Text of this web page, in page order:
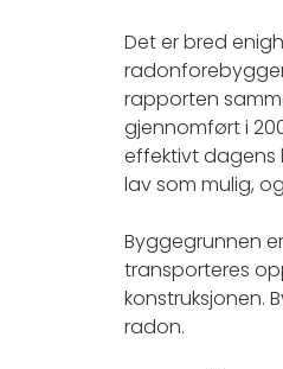
Det er bred
rapporten
gjennomført i
effektivt dagens
lav som mulig,
Byggegrunnen
transporteres
konstruksjonen.
radon.